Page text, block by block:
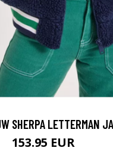
SHERPA LETTERMAN
153.95 EUR